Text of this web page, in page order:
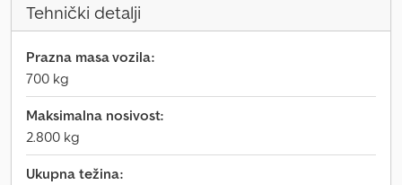
Tehnički detalji
Prazna masa vozila:
700 kg
Maksimalna nosivost:
2.800 kg
Ukupna težina: